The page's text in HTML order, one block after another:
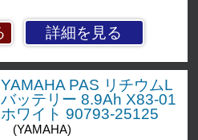
詳細を見る
YAMAHA PAS リチウムL
バッテリー 8.9Ah X83-01
ホワイト 90793-25125
(YAMAHA)